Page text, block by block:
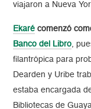
viajaron a Nueva
Ekaré comenzó
Banco del Libro,
filantrópica para
Dearden y Uribe
estaba encargada
Bibliotecas de